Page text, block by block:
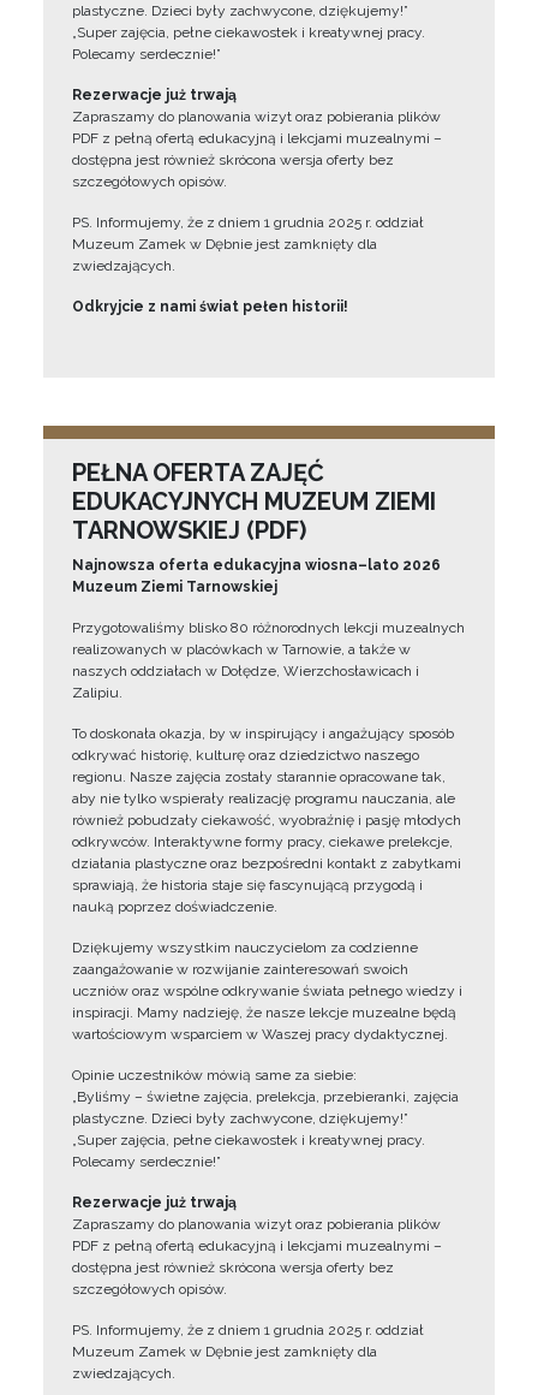
plastyczne. Dzieci były zachwycone, dziękujemy!”
„Super zajęcia, pełne ciekawostek i kreatywnej pracy.
Polecamy serdecznie!”
Rezerwacje już trwają
Zapraszamy do planowania wizyt oraz pobierania plików
PDF z pełną ofertą edukacyjną i lekcjami muzealnymi –
dostępna jest również skrócona wersja oferty bez
szczegółowych opisów.
PS. Informujemy, że z dniem 1 grudnia 2025 r. oddział
Muzeum Zamek w Dębnie jest zamknięty dla
zwiedzających.
Odkryjcie z nami świat pełen historii!
PEŁNA OFERTA ZAJĘĆ
EDUKACYJNYCH MUZEUM ZIEMI
TARNOWSKIEJ (PDF)
Najnowsza oferta edukacyjna wiosna–lato 2026
Muzeum Ziemi Tarnowskiej
Przygotowaliśmy blisko 80 różnorodnych lekcji muzealnych
realizowanych w placówkach w Tarnowie, a także w
naszych oddziałach w Dołędze, Wierzchosławicach i
Zalipiu.
To doskonała okazja, by w inspirujący i angażujący sposób
odkrywać historię, kulturę oraz dziedzictwo naszego
regionu. Nasze zajęcia zostały starannie opracowane tak,
aby nie tylko wspierały realizację programu nauczania, ale
również pobudzały ciekawość, wyobraźnię i pasję młodych
odkrywców. Interaktywne formy pracy, ciekawe prelekcje,
działania plastyczne oraz bezpośredni kontakt z zabytkami
sprawiają, że historia staje się fascynującą przygodą i
nauką poprzez doświadczenie.
Dziękujemy wszystkim nauczycielom za codzienne
zaangażowanie w rozwijanie zainteresowań swoich
uczniów oraz wspólne odkrywanie świata pełnego wiedzy i
inspiracji. Mamy nadzieję, że nasze lekcje muzealne będą
wartościowym wsparciem w Waszej pracy dydaktycznej.
Opinie uczestników mówią same za siebie:
„Byliśmy – świetne zajęcia, prelekcja, przebieranki, zajęcia
plastyczne. Dzieci były zachwycone, dziękujemy!”
„Super zajęcia, pełne ciekawostek i kreatywnej pracy.
Polecamy serdecznie!”
Rezerwacje już trwają
Zapraszamy do planowania wizyt oraz pobierania plików
PDF z pełną ofertą edukacyjną i lekcjami muzealnymi –
dostępna jest również skrócona wersja oferty bez
szczegółowych opisów.
PS. Informujemy, że z dniem 1 grudnia 2025 r. oddział
Muzeum Zamek w Dębnie jest zamknięty dla
zwiedzających.